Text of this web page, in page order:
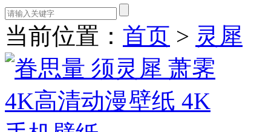
当前位置： 首页 > 灵犀